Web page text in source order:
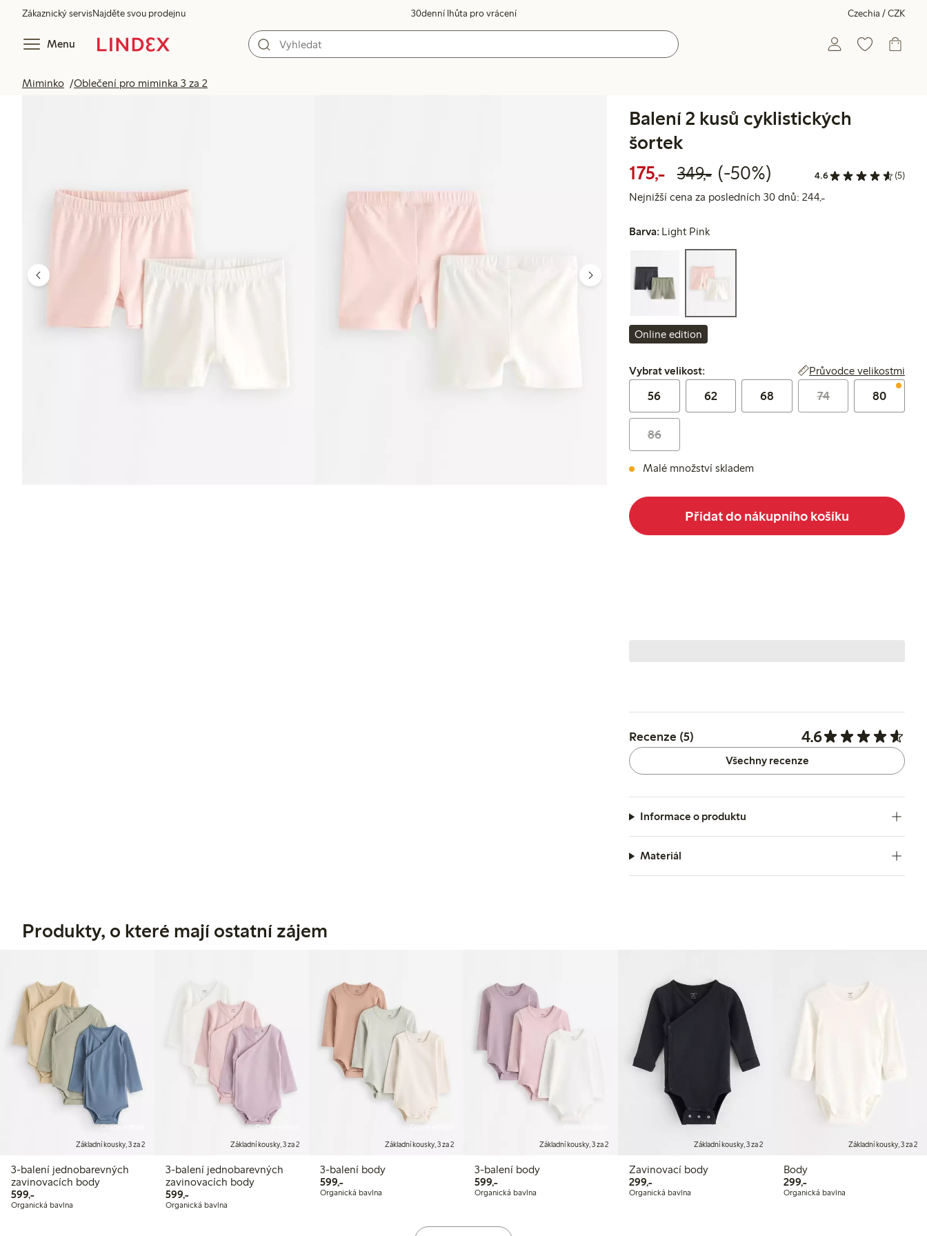
Zákaznický servisNajděte svou prodejnu 30denní lhůta pro vrácení Czechia / CZK
Menu
Miminko Oblečení pro miminka 3 za 2
Balení 2 kusů cyklistických
šortek
175,- Snížená cena: 175,00 Kč
349,-Běžná cena: 349,00 Kč
50% sleva
(-50%) 4.6 (5)
Nejnižší cena za posledních 30 dnů: 244,-Nejnižší cena za
Barva: Light Pink
Online edition
Vybrat velikost:
Vybrat velikost: Průvodce velikostmi
56 62 68 74 80
86
Malé množství skladem
Přidat do nákupního košíku
Recenze (5) 4.6
Všechny recenze
Informace o produktu
Materiál
Produkty, o které mají ostatní zájem
Online edition
Základní kousky, 3 za 2
3-balení jednobarevných
zavinovacích body
599,-599,00 Kč
Organická bavlna
Online edition
Základní kousky, 3 za 2
3-balení jednobarevných
zavinovacích body
599,-599,00 Kč
Organická bavlna
Základní kousky, 3 za 2
3-balení body
599,-599,00 Kč
Organická bavlna
Základní kousky, 3 za 2
3-balení body
599,-599,00 Kč
Organická bavlna
Základní kousky, 3 za 2
Zavinovací body
299,-299,00 Kč
Organická bavlna
Základní kousky, 3 za 2
Body
299,-299,00 Kč
Organická bavlna